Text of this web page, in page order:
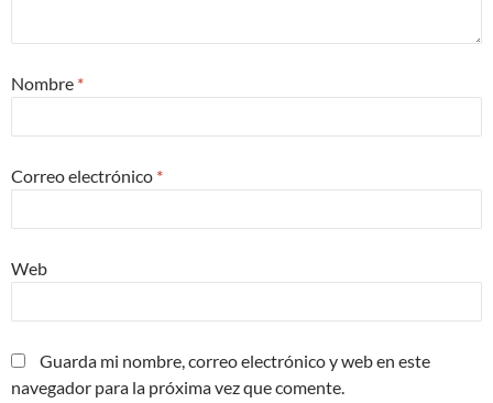
Nombre *
Correo electrónico *
Web
Guarda mi nombre, correo electrónico y web en este
navegador para la próxima vez que comente.